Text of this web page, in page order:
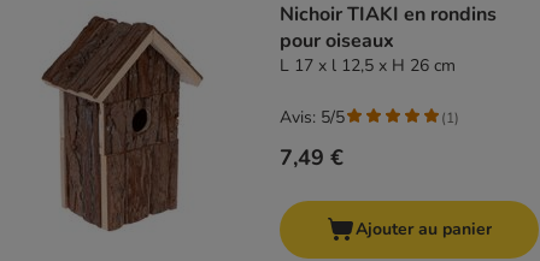
Nichoir TIAKI en rondins
pour oiseaux
L 17 x l 12,5 x H 26 cm
7,49 €
Avis: 5/5 (1)
Ajouter au panier